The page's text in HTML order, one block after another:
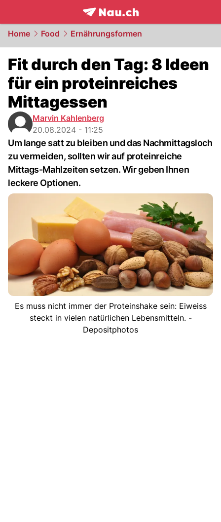
frontpage.NAU.ch
Home Food Ernährungsformen
Fit durch den Tag: 8 Ideen
für ein proteinreiches
Mittagessen
Marvin Kahlenberg
20.08.2024 - 11:25
Um lange satt zu bleiben und das Nachmittagsloch
zu vermeiden, sollten wir auf proteinreiche
Mittags-Mahlzeiten setzen. Wir geben Ihnen
leckere Optionen.
Es muss nicht immer der Proteinshake sein: Eiweiss
steckt in vielen natürlichen Lebensmitteln. -
Depositphotos